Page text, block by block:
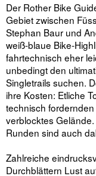
Der Rother Bike
Gebiet zwischen
Stephan Baur und
weiß-blaue Bike-
fahrtechnisch eher
unbedingt den
Singletrails suchen.
ihre Kosten: Etliche
technisch
verblocktes
Runden sind auch
Zahlreiche
Durchblättern Lust